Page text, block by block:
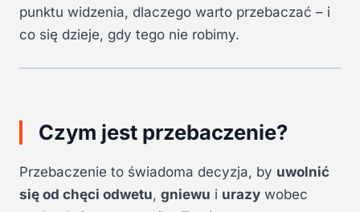
punktu widzenia, dlaczego warto przebaczać – i
co się dzieje, gdy tego nie robimy.
Czym jest przebaczenie?
Przebaczenie to świadoma decyzja, by uwolnić
się od chęci odwetu, gniewu i urazy wobec